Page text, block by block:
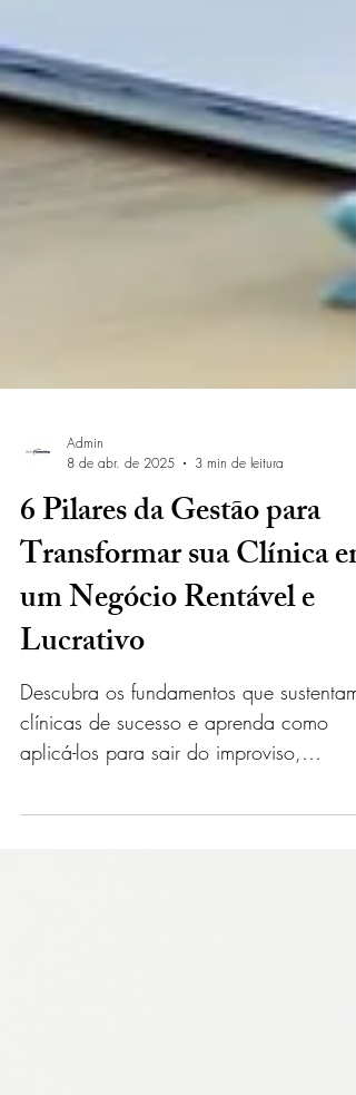
Admin
8 de abr. de 2025
3 min de leitura
6 Pilares da Gestão para
Transformar sua Clínica em
um Negócio Rentável e
Lucrativo
clínicas de sucesso e aprenda como